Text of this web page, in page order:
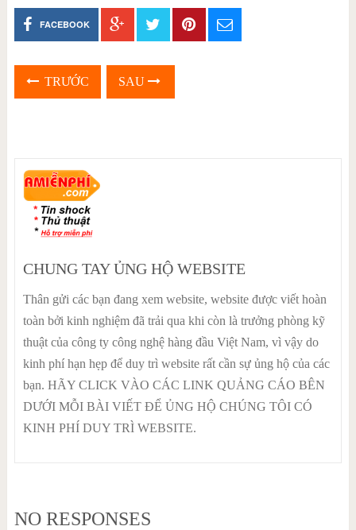
FACEBOOK
TRƯỚC SAU
CHUNG TAY ỦNG HỘ WEBSITE
Thân gửi các bạn đang xem website, website được viết hoàn
toàn bởi kinh nghiệm đã trải qua khi còn là trưởng phòng kỹ
thuật của công ty công nghệ hàng đầu Việt Nam, vì vậy do
kinh phí hạn hẹp để duy trì website rất cần sự ủng hộ của các
bạn. HÃY CLICK VÀO CÁC LINK QUẢNG CÁO BÊN
DƯỚI MỖI BÀI VIẾT ĐỂ ỦNG HỘ CHÚNG TÔI CÓ
KINH PHÍ DUY TRÌ WEBSITE.
NO RESPONSES